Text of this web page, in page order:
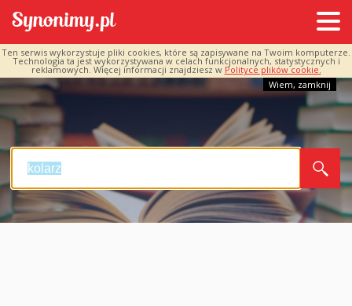
Ten serwis wykorzystuje pliki cookies, które są zapisywane na Twoim komputerze.
Technologia ta jest wykorzystywana w celach funkcjonalnych, statystycznych i
reklamowych. Więcej informacji znajdziesz w Polityce plików cookie.
Wiem, zamknij